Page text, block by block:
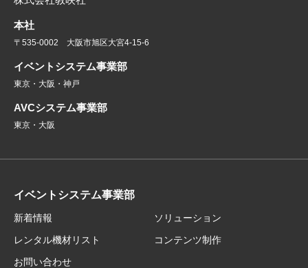
本社
〒535-0002 大阪市旭区大宮4-15-6
イベントシステム事業部
東京・大阪・神戸
AVCシステム事業部
東京・大阪
イベントシステム事業部
新着情報
ソリューション
レンタル機材リスト
コンテンツ制作
お問い合わせ